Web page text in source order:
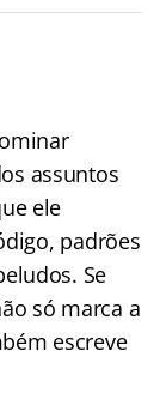
assuntos
ele
padrões
Se
só marca a
escreve